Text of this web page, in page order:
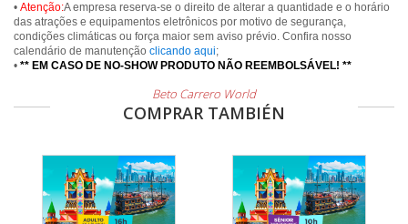
• Atenção:A empresa reserva-se o direito de alterar a quantidade e o horário
das atrações e equipamentos eletrônicos por motivo de segurança,
condições climáticas ou força maior sem aviso prévio. Confira nosso
calendário de manutenção clicando aqui;
• ** EM CASO DE NO-SHOW PRODUTO NÃO REEMBOLSÁVEL! **
Beto Carrero World
COMPRAR TAMBIÉN